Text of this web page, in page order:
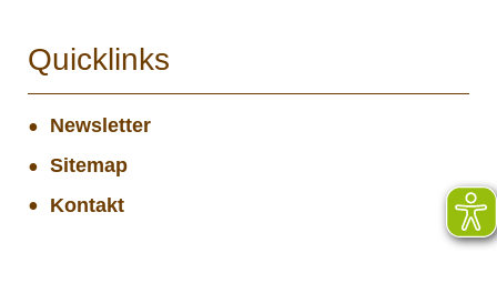
Quicklinks
Newsletter
Sitemap
Kontakt